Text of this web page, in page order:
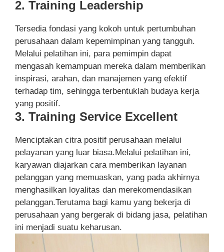
2. Training Leadership
Tersedia fondasi yang kokoh untuk pertumbuhan
perusahaan dalam kepemimpinan yang tangguh.
Melalui pelatihan ini, para pemimpin dapat
mengasah kemampuan mereka dalam memberikan
inspirasi, arahan, dan manajemen yang efektif
terhadap tim, sehingga terbentuklah budaya kerja
yang positif.
3. Training Service Excellent
Menciptakan citra positif perusahaan melalui
pelayanan yang luar biasa.Melalui pelatihan ini,
karyawan diajarkan cara memberikan layanan
pelanggan yang memuaskan, yang pada akhirnya
menghasilkan loyalitas dan merekomendasikan
pelanggan.Terutama bagi kamu yang bekerja di
perusahaan yang bergerak di bidang jasa, pelatihan
ini menjadi suatu keharusan.